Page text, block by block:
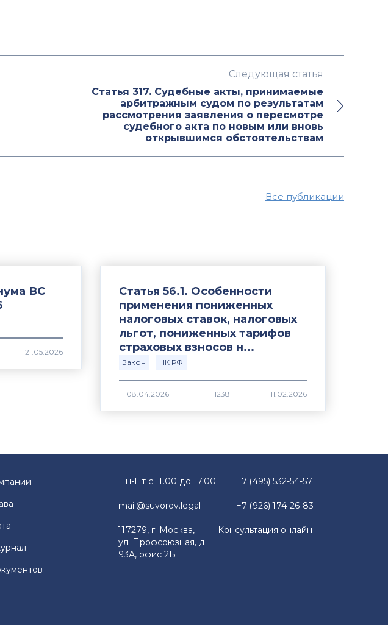
Следующая статья
Статья 317. Судебные акты, принимаемые
арбитражным судом по результатам
рассмотрения заявления о пересмотре
судебного акта по новым или вновь
открывшимся обстоятельствам
Все публикации
ВС
Статья 56.1. Особенности
применения пониженных
налоговых ставок, налоговых
льгот, пониженных тарифов
страховых взносов н...
Закон НК РФ
1238
Пн-Пт с 11.00 до 17.00
mail@suvorov.legal
117279, г. Москва,
ул. Профсоюзная, д.
93А, офис 2Б
+7 (495) 532-54-57
+7 (926) 174-26-83
Консультация онлайн